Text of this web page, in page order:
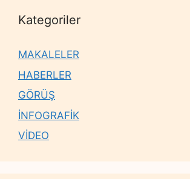
Kategoriler
MAKALELER
HABERLER
GÖRÜŞ
İNFOGRAFİK
VİDEO